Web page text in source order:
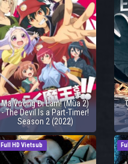
Ma Vương Đi Làm! (Mùa 2)
- The Devil Is a Part-Timer!
Season 2 (2022)
Full HD Vietsub